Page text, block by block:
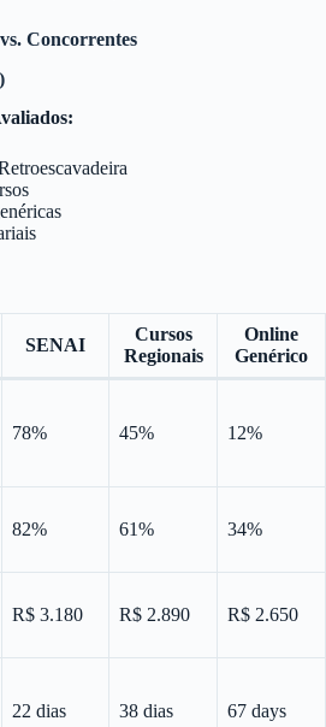
Concorrentes
SENAI
Cursos
Regionais
Online
Genérico
78% 45% 12%
82% 61% 34%
R$ 3.180 R$ 2.890 R$ 2.650
22 dias 38 dias 67 days